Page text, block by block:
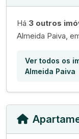
Há 3 outros
Almeida Paiva,
Ver todos os
Almeida Paiva